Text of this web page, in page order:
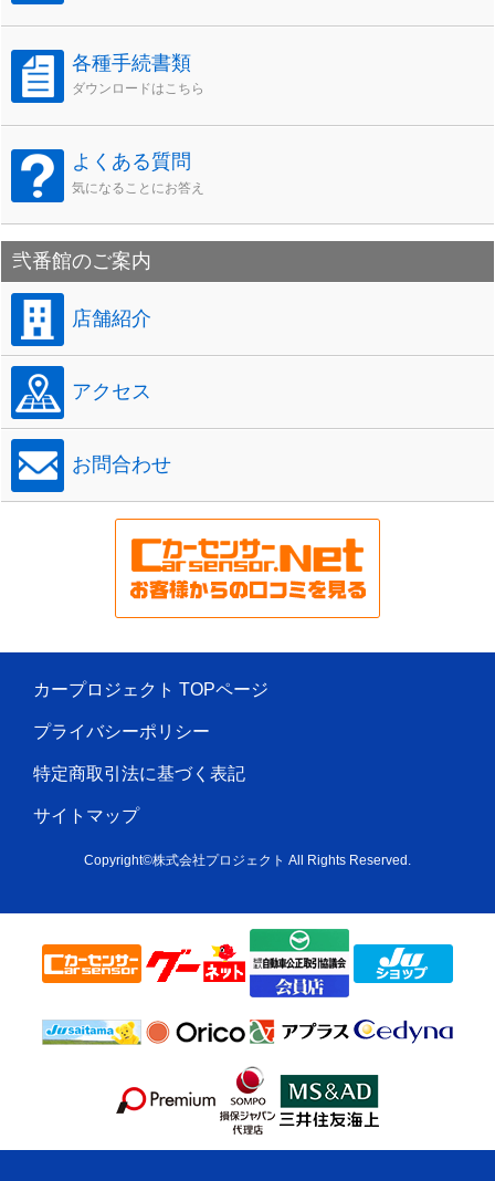
各種手続書類
ダウンロードはこちら
よくある質問
気になることにお答え
弐番館のご案内
店舗紹介
アクセス
お問合わせ
カープロジェクト TOPページ
プライバシーポリシー
特定商取引法に基づく表記
サイトマップ
Copyright©株式会社プロジェクト All Rights Reserved.